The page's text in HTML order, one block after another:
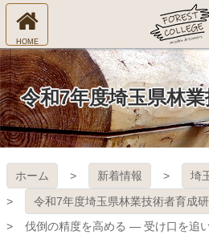
コ
テ
ン
ツ
本
文
へ
ス
プ
令和7年度埼玉県林
ホーム 新着情報
埼
令和7年度埼玉県林業技術者育成
伐倒の精度を高める ― 受け口を追
㈱Ｆ
ＯＲ
ＥＳ
Ｔ Ｃ
ＯＬ
ホ
ー
ム
へ